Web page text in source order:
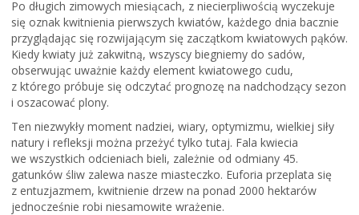
Po długich zimowych miesiącach, z niecierpliwością wyczekuje
się oznak kwitnienia pierwszych kwiatów, każdego dnia bacznie
przyglądając się rozwijającym się zaczątkom kwiatowych pąków.
Kiedy kwiaty już zakwitną, wszyscy biegniemy do sadów,
obserwując uważnie każdy element kwiatowego cudu,
z którego próbuje się odczytać prognozę na nadchodzący sezon
i oszacować plony.
Ten niezwykły moment nadziei, wiary, optymizmu, wielkiej siły
natury i refleksji można przeżyć tylko tutaj. Fala kwiecia
we wszystkich odcieniach bieli, zależnie od odmiany 45.
gatunków śliw zalewa nasze miasteczko. Euforia przeplata się
z entuzjazmem, kwitnienie drzew na ponad 2000 hektarów
jednocześnie robi niesamowite wrażenie.